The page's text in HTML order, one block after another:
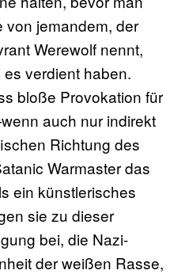
von jemandem, der
Werewolf nennt,
verdient haben.
bloße Provokation für
auch nur indirekt
Richtung des
Warmaster das
ein künstlerisches
sie zu dieser
bei, die Nazi-
der weißen Rasse,